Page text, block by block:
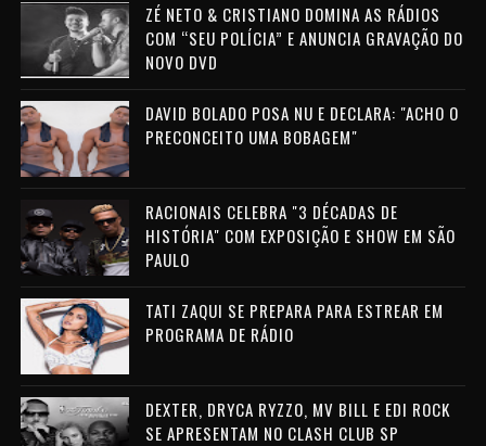
ZÉ NETO & CRISTIANO DOMINA AS RÁDIOS
COM “SEU POLÍCIA” E ANUNCIA GRAVAÇÃO DO
NOVO DVD
DAVID BOLADO POSA NU E DECLARA: "ACHO O
PRECONCEITO UMA BOBAGEM"
RACIONAIS CELEBRA "3 DÉCADAS DE
HISTÓRIA" COM EXPOSIÇÃO E SHOW EM SÃO
PAULO
TATI ZAQUI SE PREPARA PARA ESTREAR EM
PROGRAMA DE RÁDIO
DEXTER, DRYCA RYZZO, MV BILL E EDI ROCK
SE APRESENTAM NO CLASH CLUB SP